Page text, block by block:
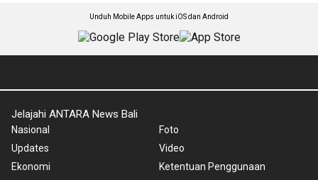
Unduh Mobile Apps untuk iOS dan Android
Jelajahi ANTARA News Bali
Nasional
Updates
Ekonomi
Foto
Video
Ketentuan Penggunaan